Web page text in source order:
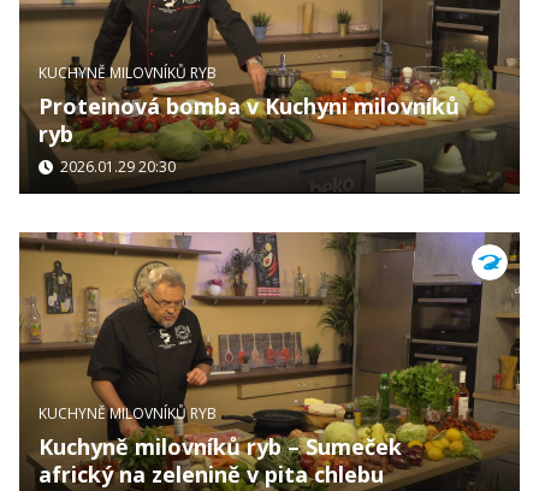
KUCHYNĚ MILOVNÍKŮ RYB
Proteinová bomba v Kuchyni milovníků
ryb
2026.01.29 20:30
KUCHYNĚ MILOVNÍKŮ RYB
Kuchyně milovníků ryb – Sumeček
africký na zelenině v pita chlebu